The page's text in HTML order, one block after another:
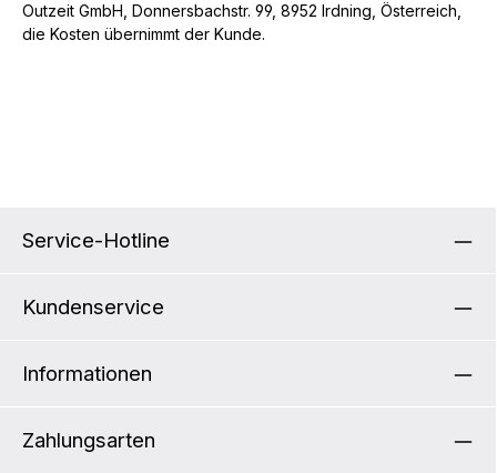
Outzeit GmbH, Donnersbachstr. 99, 8952 Irdning, Österreich,
die Kosten übernimmt der Kunde.
Service-Hotline
Kundenservice
Informationen
Zahlungsarten